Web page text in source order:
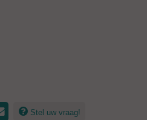
Stel uw vraag!